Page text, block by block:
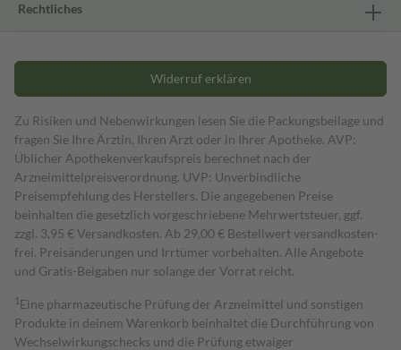
Rechtliches
Widerruf erklären
Zu Risiken und Nebenwirkungen lesen Sie die Packungsbeilage und
fragen Sie Ihre Ärztin, Ihren Arzt oder in Ihrer Apotheke. AVP:
Üblicher Apothekenverkaufspreis berechnet nach der
Arzneimittelpreisverordnung. UVP: Unverbindliche
Preisempfehlung des Herstellers. Die angegebenen Preise
beinhalten die gesetzlich vorgeschriebene Mehrwertsteuer, ggf.
zzgl. 3,95 € Versandkosten. Ab 29,00 € Bestell­wert versand­kosten­
frei. Preisänderungen und Irrtümer vorbehalten. Alle Angebote
und Gratis-Beigaben nur solange der Vorrat reicht.
1 Eine pharmazeutische Prüfung der Arzneimittel und sonstigen
Produkte in deinem Warenkorb beinhaltet die Durchführung von
Wechselwirkungschecks und die Prüfung etwaiger